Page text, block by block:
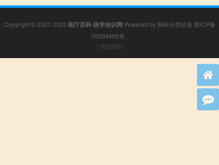
Copyright © 2021-2023 医疗百科-医学知识网 Powered by 网站分类目录 陕ICP备
05009492号
小男孩制作